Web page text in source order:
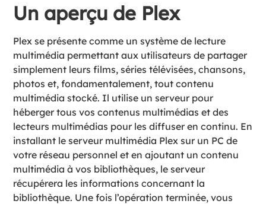
Un aperçu de Plex
Plex se présente comme un système de lecture
multimédia permettant aux utilisateurs de partager
simplement leurs films, séries télévisées, chansons,
photos et, fondamentalement, tout contenu
multimédia stocké. Il utilise un serveur pour
héberger tous vos contenus multimédias et des
lecteurs multimédias pour les diffuser en continu. En
installant le serveur multimédia Plex sur un PC de
votre réseau personnel et en ajoutant un contenu
multimédia à vos bibliothèques, le serveur
récupérera les informations concernant la
bibliothèque. Une fois l’opération terminée, vous